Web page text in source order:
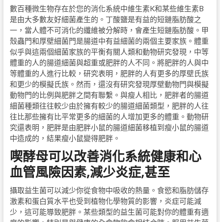
數百種微生物存在於您的消化系統中維生素K和某些維生素B
是由大多數友好細菌產生的。丁酸鹽是有益的短鏈脂肪酸之
一，當人體不可消化的纖維被分解時，會產生短鏈脂肪酸。甲
殼蟲門和厚壁細菌門是腸道中有益細菌的兩個主要家族。體重
似乎與這兩個細菌家族的平衡有關人類和動物研究發現，中等
體重的人的腸道細菌與超重或肥胖的人不同。將肥胖的人與中
等體重的人進行比較，研究表明，肥胖的人有更多的厚壁氏族
和更少的模擬氏族。然而，還沒有研究發現厚壁動物門與模擬
動物門的比例與肥胖之間有聯繫。與瘦人相比，肥胖者的腸道
細菌種類往往較少由於擁有較少的腸道細菌類型，肥胖的人往
往比那些擁有比平常更多的細菌的人增加更多的體重。動物研
究還表明，肥胖是由肥胖小鼠的腸道細菌移植到瘦小鼠的腸道
中造成的，結果瘦小鼠變得肥胖。
喫酵母可以改善消化系統健康和心
血管風險因素,減少炎症,甚至
攝取益生菌可以減少你從食物中吸收的熱量。食慾和脂肪儲存
激素和蛋白質水平也受到植物化學物質的影響，炎症可能減
少，這可能導致肥胖。某些類型的益生菌可能對你的體重有適